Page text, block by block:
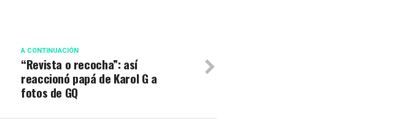
A CONTINUACIÓN
“Revista o recocha”: así
reaccionó papá de Karol G a
fotos de GQ